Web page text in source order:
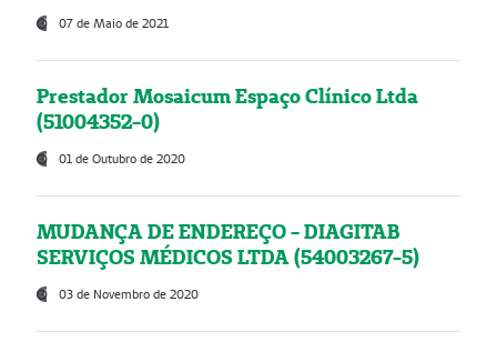
07 de Maio de 2021
Prestador Mosaicum Espaço Clínico Ltda
(51004352-0)
01 de Outubro de 2020
MUDANÇA DE ENDEREÇO - DIAGITAB
SERVIÇOS MÉDICOS LTDA (54003267-5)
03 de Novembro de 2020